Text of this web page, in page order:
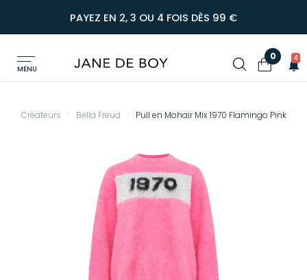
PAYEZ EN 2, 3 OU 4 FOIS DÈS 99 €
MENU
0 4
Créateurs Bella Freud Pull en Mohair Mix 1970 Flamingo Pink